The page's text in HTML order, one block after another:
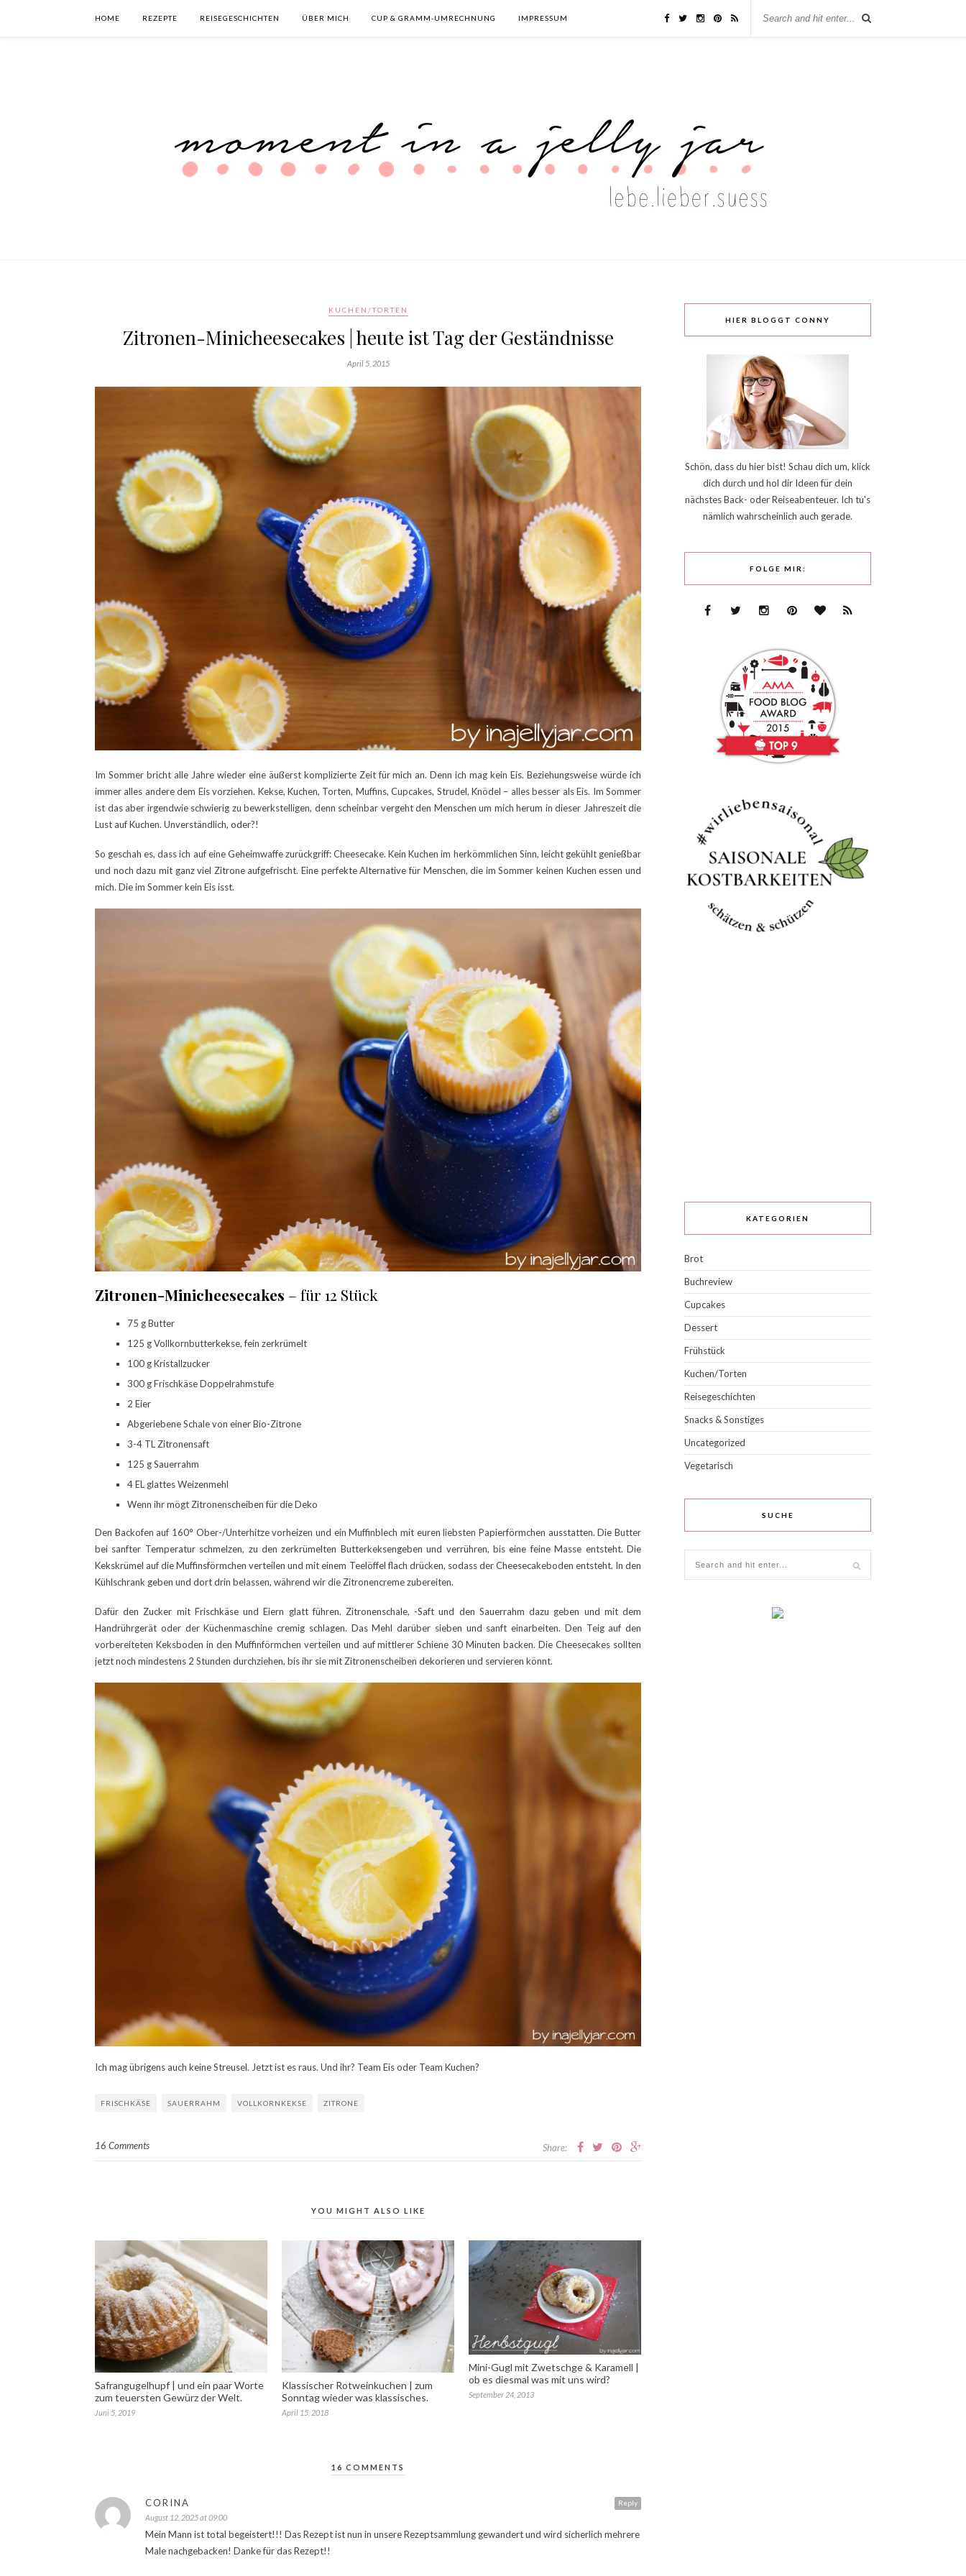
HOME REZEPTE REISEGESCHICHTEN ÜBER MICH CUP & GRAMM-UMRECHNUNG IMPRESSUM
KUCHEN/TORTEN
Zitronen-Minicheesecakes | heute ist Tag der Geständnisse
April 5, 2015
Im Sommer bricht alle Jahre wieder eine äußerst komplizierte Zeit für mich an. Denn ich mag kein Eis. Beziehungsweise würde ich
immer alles andere dem Eis vorziehen. Kekse, Kuchen, Torten, Muffins, Cupcakes, Strudel, Knödel – alles besser als Eis. Im Sommer
ist das aber irgendwie schwierig zu bewerkstelligen, denn scheinbar vergeht den Menschen um mich herum in dieser Jahreszeit die
Lust auf Kuchen. Unverständlich, oder?!
So geschah es, dass ich auf eine Geheimwaffe zurückgriff: Cheesecake. Kein Kuchen im herkömmlichen Sinn, leicht gekühlt genießbar
und noch dazu mit ganz viel Zitrone aufgefrischt. Eine perfekte Alternative für Menschen, die im Sommer keinen Kuchen essen und
mich. Die im Sommer kein Eis isst.
Zitronen-Minicheesecakes – für 12 Stück
75 g Butter
125 g Vollkornbutterkekse, fein zerkrümelt
100 g Kristallzucker
300 g Frischkäse Doppelrahmstufe
2 Eier
Abgeriebene Schale von einer Bio-Zitrone
3-4 TL Zitronensaft
125 g Sauerrahm
4 EL glattes Weizenmehl
Wenn ihr mögt Zitronenscheiben für die Deko
Den Backofen auf 160° Ober-/Unterhitze vorheizen und ein Muffinblech mit euren liebsten Papierförmchen ausstatten. Die Butter
bei sanfter Temperatur schmelzen, zu den zerkrümelten Butterkeksengeben und verrühren, bis eine feine Masse entsteht. Die
Kekskrümel auf die Muffinsförmchen verteilen und mit einem Teelöffel flach drücken, sodass der Cheesecakeboden entsteht. In den
Kühlschrank geben und dort drin belassen, während wir die Zitronencreme zubereiten.
Dafür den Zucker mit Frischkäse und Eiern glatt führen. Zitronenschale, -Saft und den Sauerrahm dazu geben und mit dem
Handrührgerät oder der Küchenmaschine cremig schlagen. Das Mehl darüber sieben und sanft einarbeiten. Den Teig auf den
vorbereiteten Keksboden in den Muffinförmchen verteilen und auf mittlerer Schiene 30 Minuten backen. Die Cheesecakes sollten
jetzt noch mindestens 2 Stunden durchziehen, bis ihr sie mit Zitronenscheiben dekorieren und servieren könnt.
Ich mag übrigens auch keine Streusel. Jetzt ist es raus. Und ihr? Team Eis oder Team Kuchen?
FRISCHKÄSE SAUERRAHM VOLLKORNKEKSE ZITRONE
16 Comments Share:
YOU MIGHT ALSO LIKE
Safrangugelhupf | und ein paar Worte
zum teuersten Gewürz der Welt.
Juni 5, 2019
Klassischer Rotweinkuchen | zum
Sonntag wieder was klassisches.
April 15, 2018
Mini-Gugl mit Zwetschge & Karamell |
ob es diesmal was mit uns wird?
September 24, 2013
16 COMMENTS
Reply
CORINA
August 12, 2025 at 09:00
Mein Mann ist total begeistert!!! Das Rezept ist nun in unsere Rezeptsammlung gewandert und wird sicherlich mehrere
Male nachgebacken! Danke für das Rezept!!
HIER BLOGGT CONNY
Schön, dass du hier bist! Schau dich um, klick
dich durch und hol dir Ideen für dein
nächstes Back- oder Reiseabenteuer. Ich tu's
nämlich wahrscheinlich auch gerade.
FOLGE MIR:
KATEGORIEN
Brot
Buchreview
Cupcakes
Dessert
Frühstück
Kuchen/Torten
Reisegeschichten
Snacks & Sonstiges
Uncategorized
Vegetarisch
SUCHE